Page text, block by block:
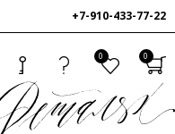
+7-910-433-77-22
0 0